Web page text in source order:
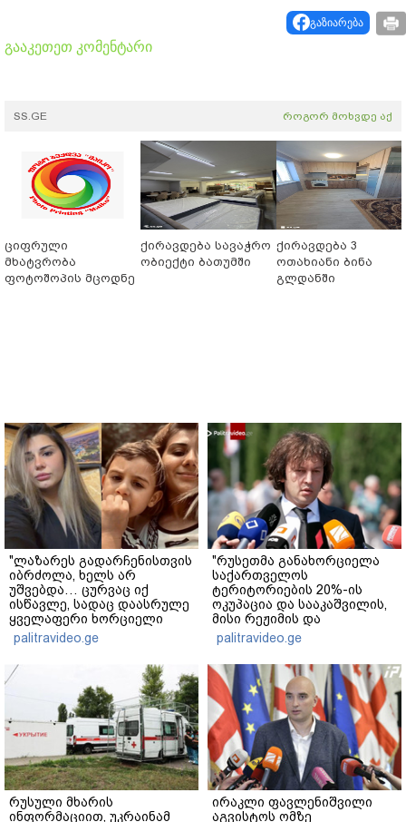
გაზიარება
გააკეთეთ კომენტარი
SS.GE როგორ მოხვდე აქ
ციფრული
მხატვრობა
ფოტოშოპის მცოდნე
ქირავდება სავაჭრო
ობიექტი ბათუმში
ქირავდება 3
ოთახიანი ბინა
გლდანში
"ლაზარეს გადარჩენისთვის
იბრძოლა, ხელს არ
უშვებდა… ცურვაც იქ
ისწავლე, სადაც დაასრულე
ყველაფერი ხორციელი
ცხოვრებიდან" – რას წერს
ხობში დაღუპული დედა-
შვილის ახლობელი?
palitravideo.ge
"რუსეთმა განახორციელა
საქართველოს
ტერიტორიების 20%-ის
ოკუპაცია და სააკაშვილის,
მისი რეჟიმის და
"ნაცმოძრაობის" ღალატი
ვერანაირად ვერ
გადაფარავს ამ
დანაშაულს" - ირაკლი
კობახიძე
palitravideo.ge
რუსული მხარის
ინფორმაციით, უკრაინამ
ირაკლი ფავლენიშვილი
აგვისტოს ომზე